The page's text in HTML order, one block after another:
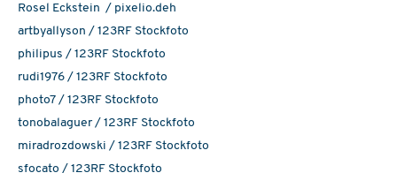
Rosel Eckstein / pixelio.deh
artbyallyson / 123RF Stockfoto
philipus / 123RF Stockfoto
rudi1976 / 123RF Stockfoto
photo7 / 123RF Stockfoto
tonobalaguer / 123RF Stockfoto
miradrozdowski / 123RF Stockfoto
sfocato / 123RF Stockfoto